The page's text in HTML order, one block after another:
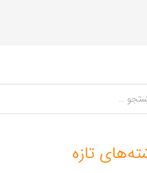
تازه